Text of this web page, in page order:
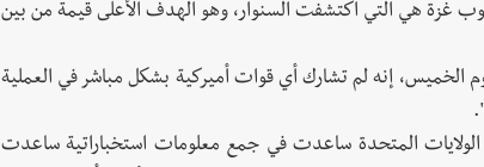
غزة هي التي اكتشفت السنوار، وهو الهدف الأعلى قيمة من بين
الخميس، إنه لم تشارك أي قوات أميركية بشكل مباشر في العملية
الولايات المتحدة ساعدت في جمع معلومات استخباراتية ساعدت